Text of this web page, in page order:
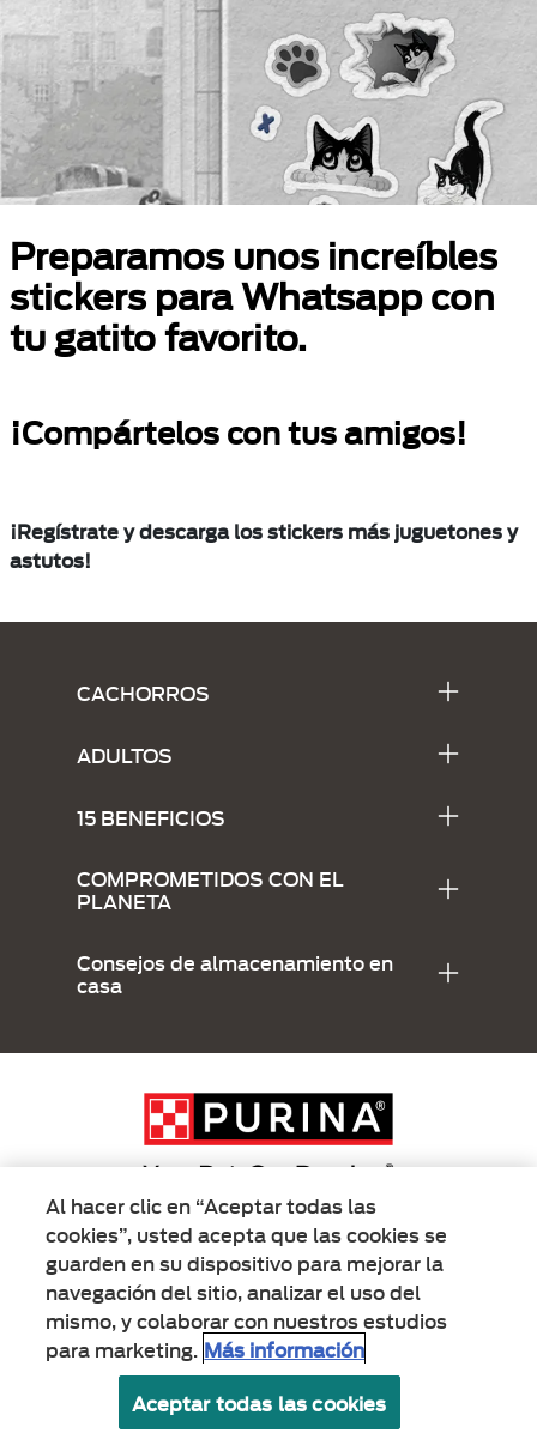
Preparamos unos increíbles
stickers para Whatsapp con
tu gatito favorito.
¡Compártelos con tus amigos!
¡Regístrate y descarga los stickers más juguetones y
astutos!
CACHORROS
ADULTOS
15 BENEFICIOS
COMPROMETIDOS CON EL
PLANETA
Consejos de almacenamiento en
casa
Menu Footer Secundario Alpo
All Nestlé Purina trademarks owned by Société des Produits Nestlé S.A.,
Vevey, Switzerland or are used with permission.
Políticas sobre
cookies
Términos de
privacidad
Al hacer clic en “Aceptar todas las
cookies”, usted acepta que las cookies se
guarden en su dispositivo para mejorar la
navegación del sitio, analizar el uso del
mismo, y colaborar con nuestros estudios
para marketing. Más información
Aceptar todas las cookies